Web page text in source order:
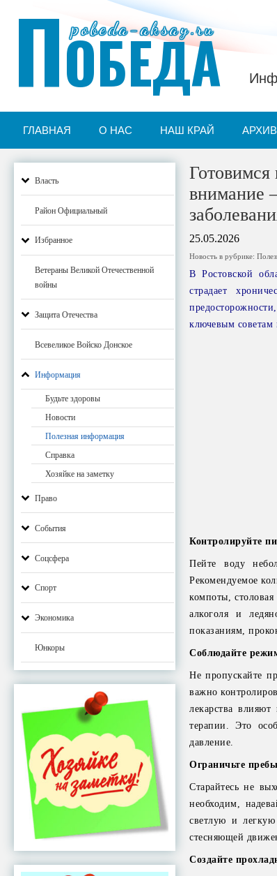
pobeda-aksay.ru
ПОБЕДА
ГЛАВНАЯ О НАС НАШ КРАЙ АРХИВ
Власть
Район Официальный
Избранное
Ветераны Великой Отечественной
войны
Защита Отечества
Всевеликое Войско Донское
Информация
Будьте здоровы
Новости
Полезная информация
Справка
Хозяйке на заметку
Право
События
Соцсфера
Спорт
Экономика
Юнкоры
внимание
25.05.2026
Новость в рубрике:
В Ростовской
страдает
ключевым советам
Контролируйте
Пейте воду
Рекомендуемое
компоты,
алкоголя и
показаниям,
Соблюдайте
Не пропускайте
важно
лекарства
терапии. Это
давление.
Ограничьте
Старайтесь не
необходим,
светлую и
стесняющей
Создайте